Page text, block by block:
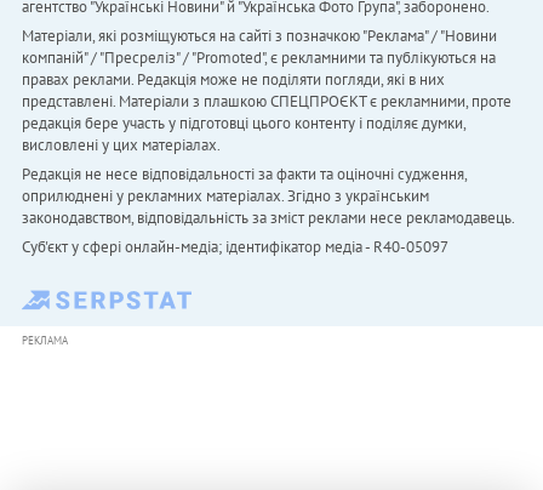
агентство "Українськi Новини" й "Українська Фото Група", заборонено.
Матеріали, які розміщуються на сайті з позначкою "Реклама" / "Новини
компаній" / "Пресреліз" / "Promoted", є рекламними та публікуються на
правах реклами. Редакція може не поділяти погляди, які в них
представлені. Матеріали з плашкою СПЕЦПРОЄКТ є рекламними, проте
редакція бере участь у підготовці цього контенту і поділяє думки,
висловлені у цих матеріалах.
Редакція не несе відповідальності за факти та оціночні судження,
оприлюднені у рекламних матеріалах. Згідно з українським
законодавством, відповідальність за зміст реклами несе рекламодавець.
Cуб'єкт у сфері онлайн-медіа; ідентифікатор медіа - R40-05097
РЕКЛАМА